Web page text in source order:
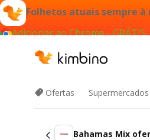
Folhetos atuais sempre à
Adicionar ao Chrome - GRÁTIS
Ofertas Supermercados
Bahamas Mix